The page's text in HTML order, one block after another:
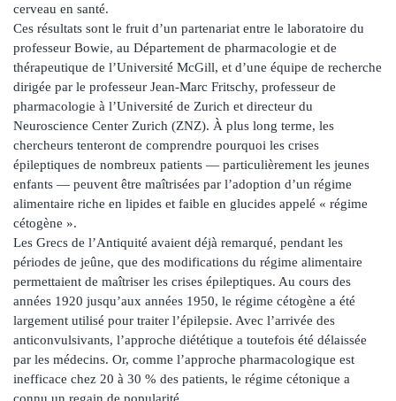
cerveau en santé.
Ces résultats sont le fruit d’un partenariat entre le laboratoire du
professeur Bowie, au Département de pharmacologie et de
thérapeutique de l’Université McGill, et d’une équipe de recherche
dirigée par le professeur Jean-Marc Fritschy, professeur de
pharmacologie à l’Université de Zurich et directeur du
Neuroscience Center Zurich (ZNZ). À plus long terme, les
chercheurs tenteront de comprendre pourquoi les crises
épileptiques de nombreux patients — particulièrement les jeunes
enfants — peuvent être maîtrisées par l’adoption d’un régime
alimentaire riche en lipides et faible en glucides appelé « régime
cétogène ».
Les Grecs de l’Antiquité avaient déjà remarqué, pendant les
périodes de jeûne, que des modifications du régime alimentaire
permettaient de maîtriser les crises épileptiques. Au cours des
années 1920 jusqu’aux années 1950, le régime cétogène a été
largement utilisé pour traiter l’épilepsie. Avec l’arrivée des
anticonvulsivants, l’approche diététique a toutefois été délaissée
par les médecins. Or, comme l’approche pharmacologique est
inefficace chez 20 à 30 % des patients, le régime cétonique a